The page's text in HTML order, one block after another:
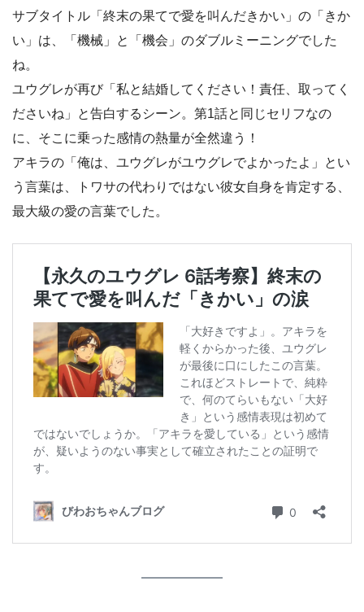
サブタイトル「終末の果てで愛を叫んだきかい」の「きか
い」は、「機械」と「機会」のダブルミーニングでした
ね。
ユウグレが再び「私と結婚してください！責任、取ってく
ださいね」と告白するシーン。第1話と同じセリフなの
に、そこに乗った感情の熱量が全然違う！
アキラの「俺は、ユウグレがユウグレでよかったよ」とい
う言葉は、トワサの代わりではない彼女自身を肯定する、
最大級の愛の言葉でした。